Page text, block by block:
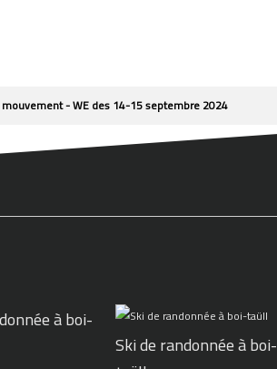
- WE des 14-15 septembre 2024
à boi-
Ski de randonnée à boi-